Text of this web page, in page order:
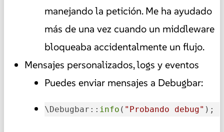
manejando la petición. Me ha ayudado
más de una vez cuando un middleware
bloqueaba accidentalmente un flujo.
Mensajes personalizados, logs y eventos
Puedes enviar mensajes a Debugbar:
\Debugbar:: info ( "Probando debug" );